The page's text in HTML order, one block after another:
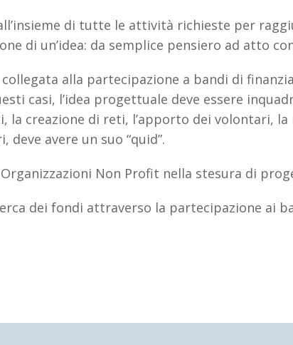
di tutte le attività richieste per
di un’idea: da semplice pensiero ad atto
alla partecipazione a bandi di
casi, l’idea progettuale deve essere
creazione di reti, l’apporto dei volontari,
avere un suo “quid”.
Non Profit nella stesura di
dei fondi attraverso la partecipazione ai